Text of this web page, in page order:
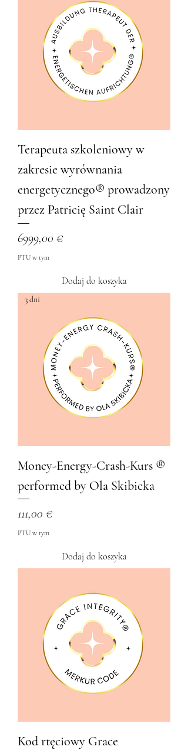
Terapeuta szkoleniowy w
zakresie wyrównania
energetycznego® prowadzony
przez Patricię Saint Clair
Cena
6999,00 €
PTU w tym
Dodaj do koszyka
3 dni
Money-Energy-Crash-Kurs ®️
performed by Ola Skibicka
Cena
111,00 €
PTU w tym
Dodaj do koszyka
Kod rtęciowy Grace